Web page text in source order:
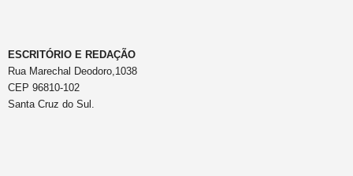
ESCRITÓRIO E REDAÇÃO
Rua Marechal Deodoro,1038
CEP 96810-102
Santa Cruz do Sul.